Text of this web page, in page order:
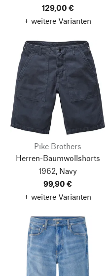
129,00 €
+ weitere Varianten
Pike Brothers
Herren-Baumwollshorts
1962, Navy
99,90 €
+ weitere Varianten